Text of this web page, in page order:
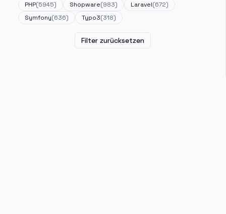
PHP(5945) Shopware(983) Laravel(672)
Symfony(636) Typo3(318)
Filter zurücksetzen